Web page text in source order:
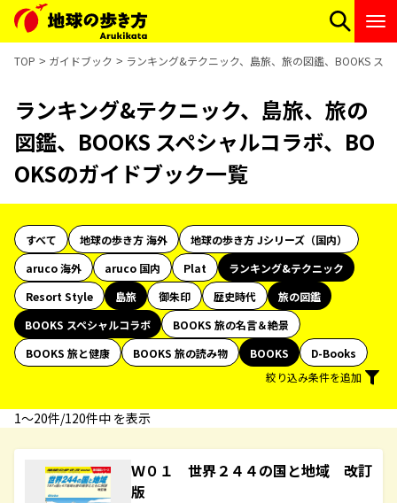
TOP ガイドブック ランキング&テクニック、島旅、旅の図鑑、BOOKS ス
ランキング&テクニック、島旅、旅の
図鑑、BOOKS スペシャルコラボ、BO
OKSのガイドブック一覧
すべて 地球の歩き方 海外
地球の歩き方 Jシリーズ（国内）
aruco 海外
aruco 国内 Plat
ランキング&テクニック
Resort Style
島旅 御朱印 歴史時代
旅の図鑑
BOOKS スペシャルコラボ
BOOKS 旅の名言＆絶景
BOOKS 旅と健康
BOOKS 旅の読み物 BOOKS
D-Books
絞り込み条件を追加
1〜20件/120件中 を表示
Ｗ０１ 世界２４４の国と地域 改訂
版